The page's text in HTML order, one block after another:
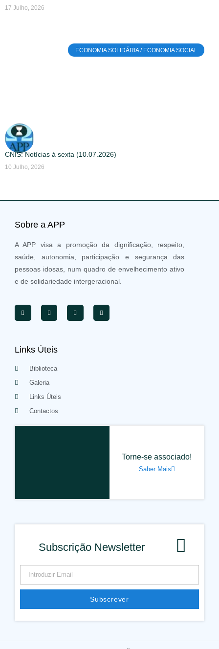
17 Julho, 2026
ECONOMIA SOLIDÁRIA / ECONOMIA SOCIAL
CNIS: Notícias à sexta (10.07.2026)
10 Julho, 2026
Sobre a APP
A APP visa a promoção da dignificação, respeito,
saúde, autonomia, participação e segurança das
pessoas idosas, num quadro de envelhecimento ativo
e de solidariedade intergeracional.
Links Úteis
Biblioteca
Galeria
Links Úteis
Contactos
Torne-se associado!
Saber Mais
Subscrição Newsletter
Subscrever